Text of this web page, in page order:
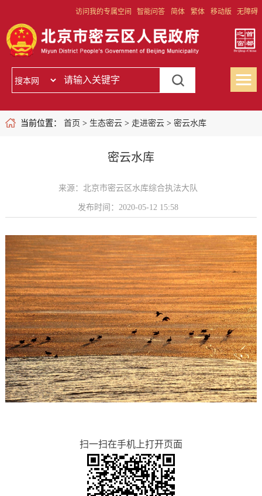
访问我的专属空间 智能问答 简体 繁体 移动版 无障碍
当前位置： 首页 > 生态密云> 走进密云> 密云水库
密云水库
来源：北京市密云区水库综合执法大队
发布时间：2020-05-12 15:58
扫一扫在手机上打开页面